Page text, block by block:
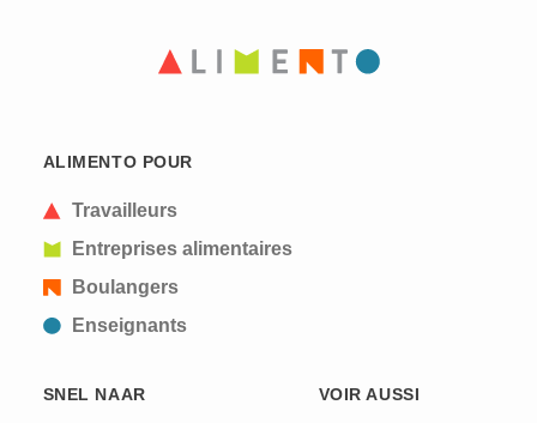
ALIMENTO POUR
Travailleurs
Entreprises alimentaires
Boulangers
Enseignants
SNEL NAAR VOIR AUSSI